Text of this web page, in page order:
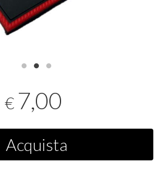
€ 7,00
Acquista